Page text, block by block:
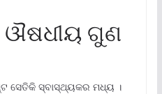
ଗୁଣ
ସେତିକି ସ୍ବାସ୍ଥ୍ୟକର ମଧ୍ୟ ।